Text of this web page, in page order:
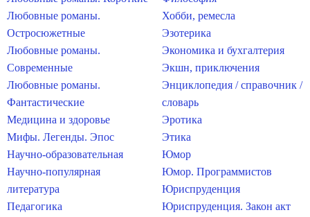
Любовные романы.
Остросюжетные
Любовные романы.
Современные
Любовные романы.
Фантастические
Медицина и здоровье
Мифы. Легенды. Эпос
Научно-образовательная
Научно-популярная
литература
Педагогика
Хобби, ремесла
Эзотерика
Экономика и бухгалтерия
Экшн, приключения
Энциклопедия / справочник /
словарь
Эротика
Этика
Юмор
Юмор. Программистов
Юриспруденция
Юриспруденция. Закон акт